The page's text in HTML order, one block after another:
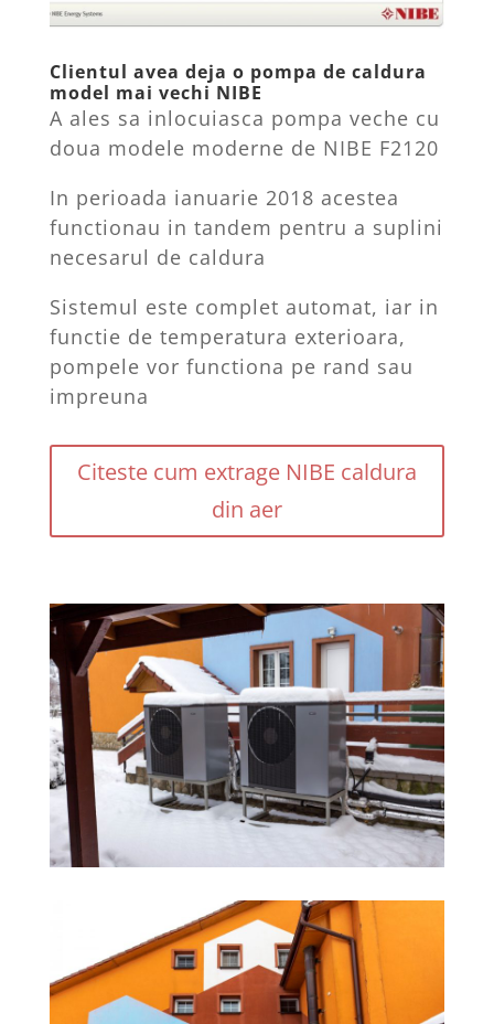
Clientul avea deja o pompa de caldura
model mai vechi NIBE
A ales sa inlocuiasca pompa veche cu
doua modele moderne de NIBE F2120
In perioada ianuarie 2018 acestea
functionau in tandem pentru a suplini
necesarul de caldura
Sistemul este complet automat, iar in
functie de temperatura exterioara,
pompele vor functiona pe rand sau
impreuna
Citeste cum extrage NIBE caldura
din aer